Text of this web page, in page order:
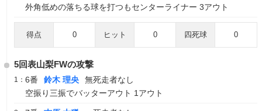
外角低めの落ちる球を打つもセンターライナー 3アウト
得点 0 ヒット 0 四死球 0
5回表山梨FWの攻撃
1： 6番 鈴木 理央
無死走者なし
空振り三振でバッターアウト 1アウト